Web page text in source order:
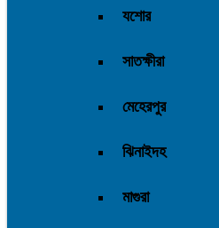
যশোর
সাতক্ষীরা
মেহেরপুর
ঝিনাইদহ
মাগুরা